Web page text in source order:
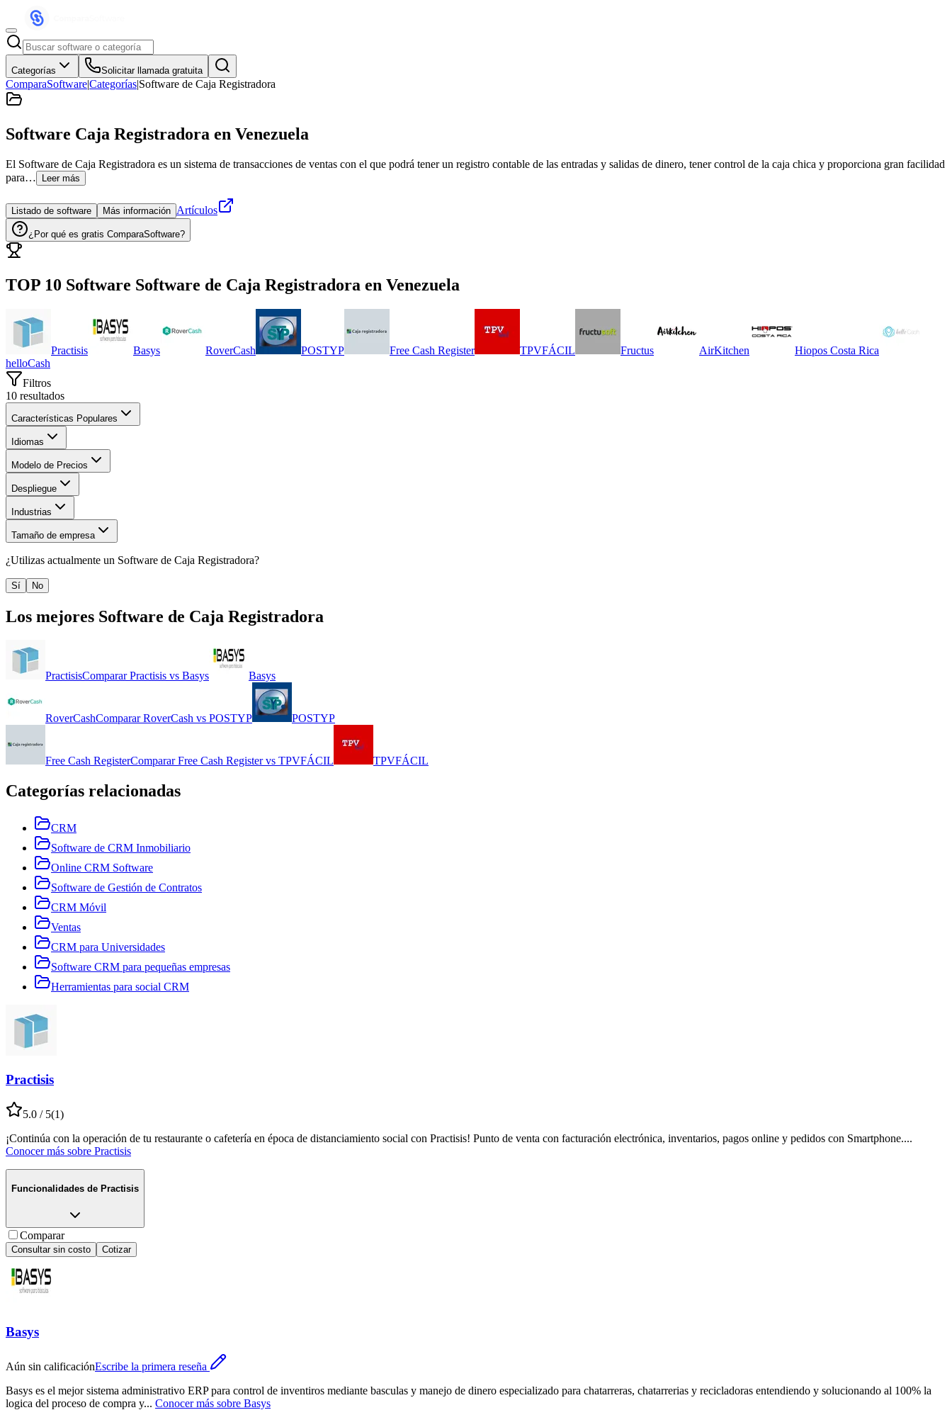
Categorías Solicitar llamada gratuita
ComparaSoftware|Categorías|Software de Caja Registradora
Software Caja Registradora en Venezuela
El Software de Caja Registradora es un sistema de transacciones de ventas con el que podrá tener un registro contable de las entradas y salidas de dinero, tener control de la caja chica y proporciona gran facilidad
para…
Leer más
Listado de software Más información Artículos
¿Por qué es gratis ComparaSoftware?
TOP 10 Software Software de Caja Registradora en Venezuela
Practisis Basys RoverCash POSTYP Free Cash Register TPVFÁCIL Fructus AirKitchen
Hiopos Costa Rica
helloCash
Filtros
10 resultados
Características Populares
Idiomas
Modelo de Precios
Despliegue
Industrias
Tamaño de empresa
¿Utilizas actualmente un Software de Caja Registradora?
Sí No
Los mejores Software de Caja Registradora
PractisisComparar Practisis vs Basys Basys
RoverCashComparar RoverCash vs POSTYP POSTYP
Free Cash RegisterComparar Free Cash Registervs TPVFÁCIL TPVFÁCIL
Categorías relacionadas
CRM
Software de CRM Inmobiliario
Online CRM Software
Software de Gestión de Contratos
CRM Móvil
Ventas
CRM para Universidades
Software CRM para pequeñas empresas
Herramientas para social CRM
Practisis
5.0 / 5(1)
¡Continúa con la operación de tu restaurante o cafetería en época de distanciamiento social con Practisis! Punto de venta con facturación electrónica, inventarios, pagos online y pedidos con Smartphone....
Conocer más sobre Practisis
Funcionalidades de Practisis
Comparar
Consultar sin costo Cotizar
Basys
Aún sin calificaciónEscribe la primera reseña
Basys es el mejor sistema administrativo ERP para control de inventiros mediante basculas y manejo de dinero especializado para chatarreras, chatarrerias y recicladoras entendiendo y solucionando al 100% la
logica del proceso de compra y... Conocer más sobre Basys